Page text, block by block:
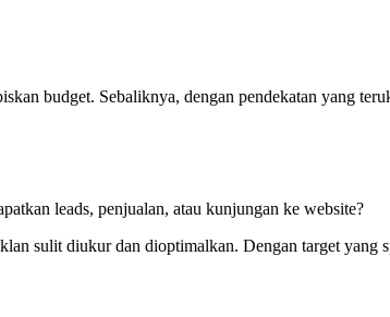
budget. Sebaliknya, dengan pendekatan yang
leads, penjualan, atau kunjungan ke website?
sulit diukur dan dioptimalkan. Dengan target yang